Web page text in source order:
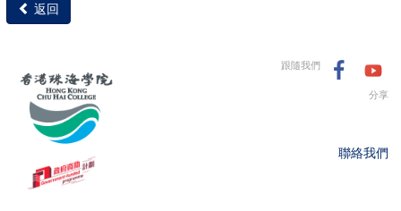
返回
跟隨我們
分享
聯絡我們